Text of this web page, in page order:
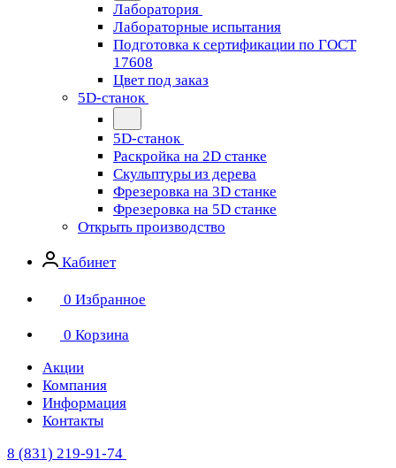
Лаборатория
Лабораторные испытания
Подготовка к сертификации по ГОСТ
17608
Цвет под заказ
5D-станок
5D-станок
Раскройка на 2D станке
Скульптуры из дерева
Фрезеровка на 3D станке
Фрезеровка на 5D станке
Открыть производство
Кабинет
0 Избранное
0 Корзина
Акции
Компания
Информация
Контакты
8 (831) 219-91-74